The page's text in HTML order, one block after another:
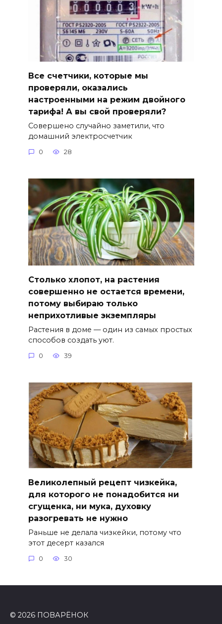
Все счетчики, которые мы
проверяли, оказались
настроенными на режим двойного
тарифа! А вы свой проверяли?
Совершено случайно заметили, что
домашний электросчетчик
0 28
Столько хлопот, на растения
совершенно не остается времени,
потому выбираю только
неприхотливые экземпляры
Растения в доме — один из самых простых
способов создать уют.
0 39
Великолепный рецепт чизкейка,
для которого не понадобится ни
сгущенка, ни мука, духовку
разогревать не нужно
Раньше не делала чизкейки, потому что
этот десерт казался
0 30
© 2026 ПОВАРЁНОК